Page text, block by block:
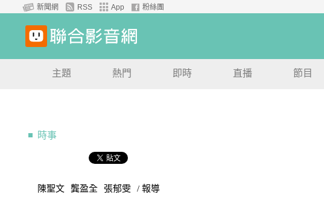
新聞網 RSS App 粉絲團
主題 熱門 即時 直播 節目
時事
陳聖文 龔盈全 張郁雯 / 報導